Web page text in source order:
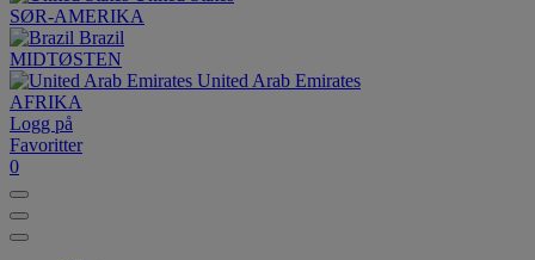
SØR-AMERIKA
Brazil
MIDTØSTEN
United Arab Emirates
AFRIKA
Logg på
Favoritter
0